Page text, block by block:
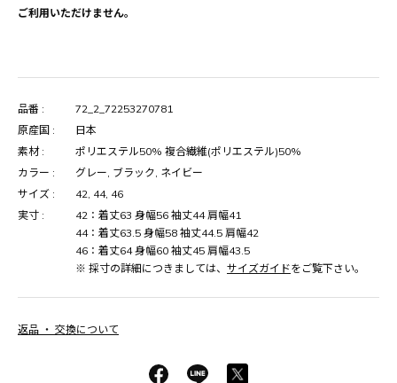
ご利用いただけません。
品番 :
72_2_72253270781
原産国 :
日本
素材 :
ポリエステル50% 複合繊維(ポリエステル)50%
カラー :
グレー, ブラック, ネイビー
サイズ :
42, 44, 46
実寸 :
42：着丈63 身幅56 袖丈44 肩幅41
44：着丈63.5 身幅58 袖丈44.5 肩幅42
46：着丈64 身幅60 袖丈45 肩幅43.5
※ 採寸の詳細につきましては、 サイズガイドをご覧下さい。
返品 ・ 交換について